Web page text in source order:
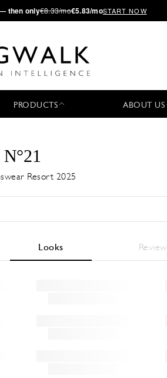
then only€8.33/mo€5.83/moSTART NOW
PRODUCTS ABOUT US
N°21
Resort 2025
Looks Review